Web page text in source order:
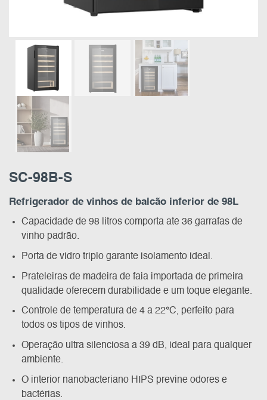
SC-98B-S
Refrigerador de vinhos de balcão inferior de 98L
Capacidade de 98 litros comporta até 36 garrafas de
vinho padrão.
Porta de vidro triplo garante isolamento ideal.
Prateleiras de madeira de faia importada de primeira
qualidade oferecem durabilidade e um toque elegante.
Controle de temperatura de 4 a 22°C, perfeito para
todos os tipos de vinhos.
Operação ultra silenciosa a 39 dB, ideal para qualquer
ambiente.
O interior nanobacteriano HIPS previne odores e
bactérias.